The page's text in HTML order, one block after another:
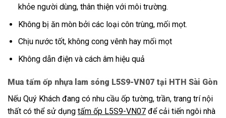
khỏe người dùng, thân thiện với môi trường.
Không bị ăn mòn bởi các loại côn trùng, mối mọt.
Chịu nước tốt, không cong vênh hay mối mọt
Không dẫn điện và cách âm hiệu quả
Mua tấm ốp nhựa lam sóng L5S9-VN07 tại HTH Sài Gòn
Nếu Quý Khách đang có nhu cầu ốp tường, trần, trang trí nội
thất có thể sử dụng tấm ốp L5S9-VN07 để cải tiến ngôi nhà